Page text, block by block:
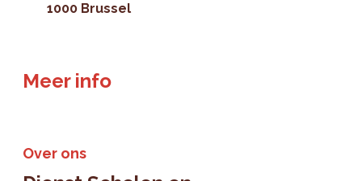
1000 Brussel
Meer info
Over ons